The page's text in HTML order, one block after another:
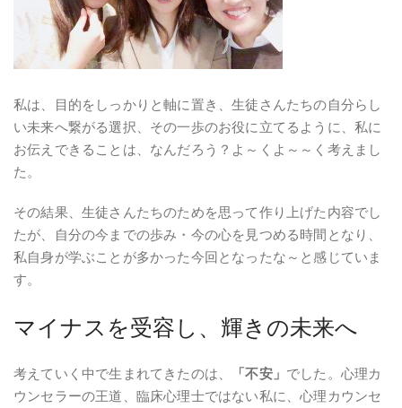
私は、目的をしっかりと軸に置き、生徒さんたちの自分らし
い未来へ繋がる選択、その一歩のお役に立てるように、私に
お伝えできることは、なんだろう？よ～くよ～～く考えまし
た。
その結果、生徒さんたちのためを思って作り上げた内容でし
たが、自分の今までの歩み・今の心を見つめる時間となり、
私自身が学ぶことが多かった今回となったな～と感じていま
す。
マイナスを受容し、輝きの未来へ
考えていく中で生まれてきたのは、 「不安」 でした。心理カ
ウンセラーの王道、臨床心理士ではない私に、心理カウンセ